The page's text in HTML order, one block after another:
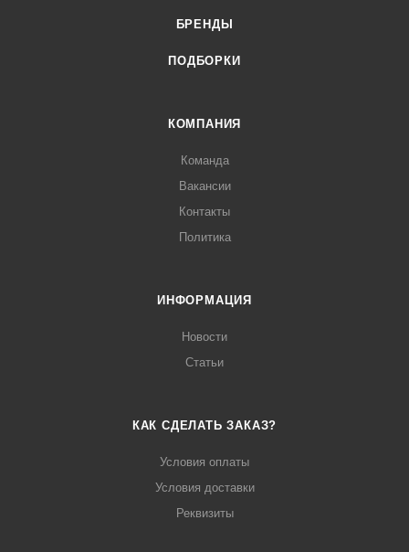
БРЕНДЫ
ПОДБОРКИ
КОМПАНИЯ
Команда
Вакансии
Контакты
Политика
ИНФОРМАЦИЯ
Новости
Статьи
КАК СДЕЛАТЬ ЗАКАЗ?
Условия оплаты
Условия доставки
Реквизиты